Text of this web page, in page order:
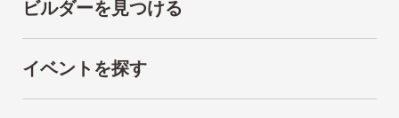
ビルダーを見つける
イベントを探す